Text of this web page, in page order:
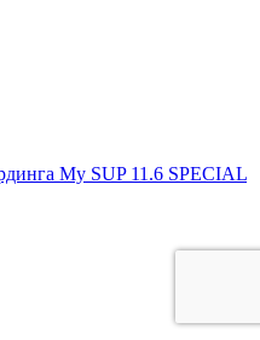
My SUP 11.6 SPECIAL